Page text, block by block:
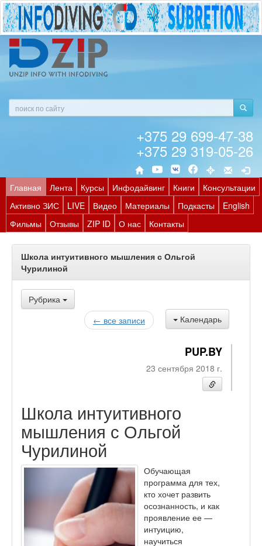
+375 29 699-47-38
+375 29 319-05-26
Главная Лента Курсы Инфодайвинг Книги
Консультации
Активно ЗИС
LIVE Видео Материалы Подкасты
English
Фильмы
Отзывы ZIP ID О нас Контакты
Школа интуитивного мышления с Ольгой
Чурилиной
Рубрика
Календарь
← все записи
PUP.BY
23 сентября 2018 г.
Школа интуитивного
мышления с Ольгой
Чурилиной
Обучающая
программа для тех,
кто хочет развить
осознанность, и как
проявление ее —
интуицию,
научиться